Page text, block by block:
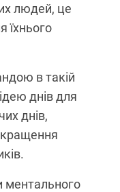
людей, це
їхнього
в такій
днів для
днів,
ментального